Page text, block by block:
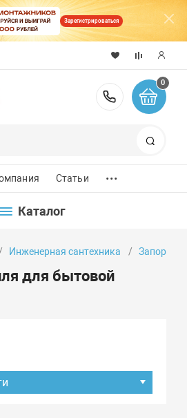
Зарегистрироваться
8 (800)
0
Статьи ...
Каталог
Инженерная сантехника Запорно-
для бытовой